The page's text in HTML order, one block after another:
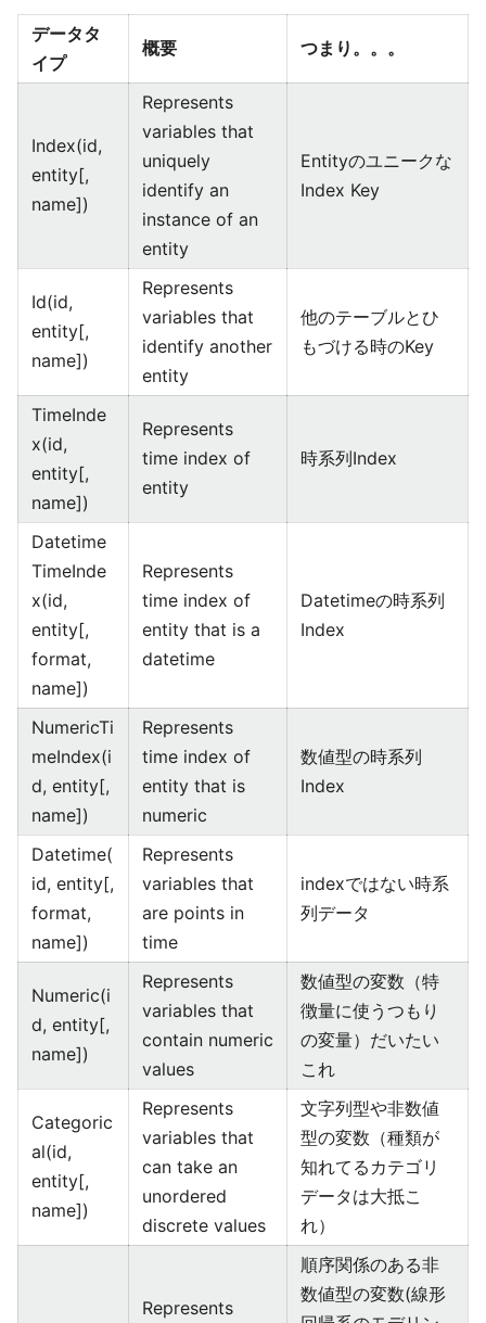
データタ
イプ
概要 つまり。。。
Index(id,
entity[,
name])
Represents
variables that
uniquely
identify an
instance of an
entity
Entityのユニークな
Index Key
Id(id,
entity[,
name])
Represents
variables that
identify another
entity
他のテーブルとひ
もづける時のKey
TimeInde
x(id,
entity[,
name])
Represents
time index of
entity
時系列Index
Datetime
TimeInde
x(id,
entity[,
format,
name])
Represents
time index of
entity that is a
datetime
Datetimeの時系列
Index
NumericTi
meIndex(i
d, entity[,
name])
Represents
time index of
entity that is
numeric
数値型の時系列
Index
Datetime(
id, entity[,
format,
name])
Represents
variables that
are points in
time
indexではない時系
列データ
Numeric(i
d, entity[,
name])
Represents
variables that
contain numeric
values
数値型の変数（特
徴量に使うつもり
の変量）だいたい
これ
Categoric
al(id,
entity[,
name])
Represents
variables that
can take an
unordered
discrete values
文字列型や非数値
型の変数（種類が
知れてるカテゴリ
データは大抵こ
れ）
Represents
順序関係のある非
数値型の変数(線形